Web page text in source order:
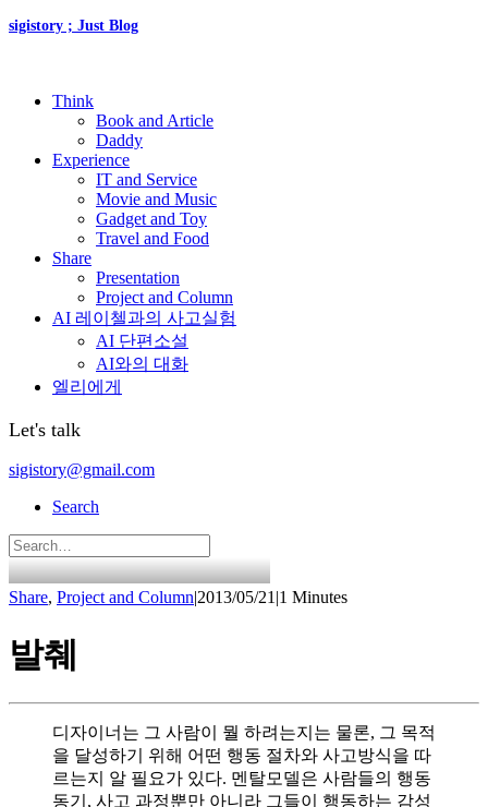
sigistory ; Just Blog
Think
Book and Article
Daddy
Experience
IT and Service
Movie and Music
Gadget and Toy
Travel and Food
Share
Presentation
Project and Column
AI 레이첼과의 사고실험
AI 단편소설
AI와의 대화
엘리에게
Let's talk
sigistory@gmail.com
Search
Share, Project and Column|2013/05/21|1 Minutes
발췌
디자이너는 그 사람이 뭘 하려는지는 물론, 그 목적
을 달성하기 위해 어떤 행동 절차와 사고방식을 따
르는지 알 필요가 있다. 멘탈모델은 사람들의 행동
동기, 사고 과정뿐만 아니라 그들이 행동하는 감성